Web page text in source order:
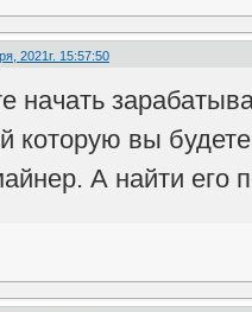
2021г. 15:57:50
начать
которую вы
А найти его